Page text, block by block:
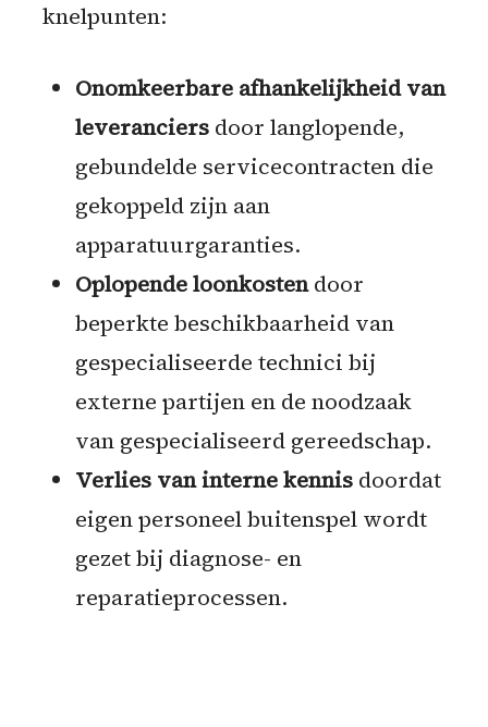
knelpunten:
Onomkeerbare afhankelijkheid van
leveranciersdoor langlopende,
gebundelde servicecontracten die
gekoppeld zijn aan
apparatuurgaranties.
Oplopende loonkostendoor
beperkte beschikbaarheid van
gespecialiseerde technici bij
externe partijen en de noodzaak
van gespecialiseerd gereedschap.
Verlies van interne kennisdoordat
eigen personeel buitenspel wordt
gezet bij diagnose- en
reparatieprocessen.